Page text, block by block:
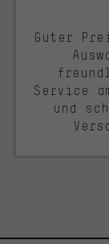
Guter
Service
und